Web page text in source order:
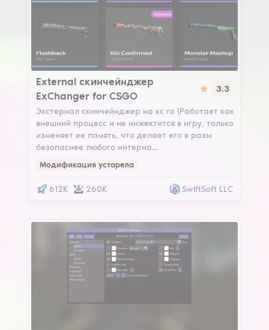
ExChanger
External скинчейнджер
ExChanger for CSGO
3.3
Экстернал скинчейнджер на кс го (Работает как
внешний процесс и не инжектится в игру, только
изменяет ее память, что делает его в разы
безопаснее любого интерна…
Модификация устарела
612K 260K SwiftSoft LLC